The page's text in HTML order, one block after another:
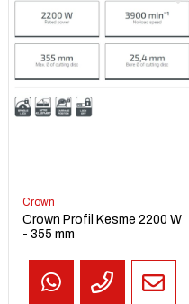
Crown
Crown Profil Kesme 2200 W
- 355 mm